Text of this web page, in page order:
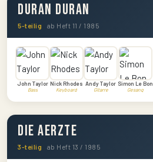
Duran Duran
5-teilig ab Heft 11 / 1985
John Taylor
Bass
Nick Rhodes
Keyboard
Andy Taylor
Gitarre
Simon Le Bon
Gesang
Die Aerzte
3-teilig ab Heft 13 / 1985